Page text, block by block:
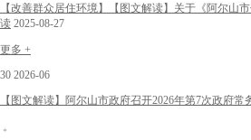
【改善群众居住环境】【图文解读】关于《阿尔山
读 2025-08-27
更多 +
30 2026-06
【图文解读】阿尔山市政府召开2026年第7次政府常
。